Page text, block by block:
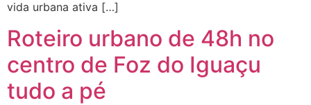
vida urbana ativa […]
Roteiro urbano de 48h no
centro de Foz do Iguaçu
tudo a pé